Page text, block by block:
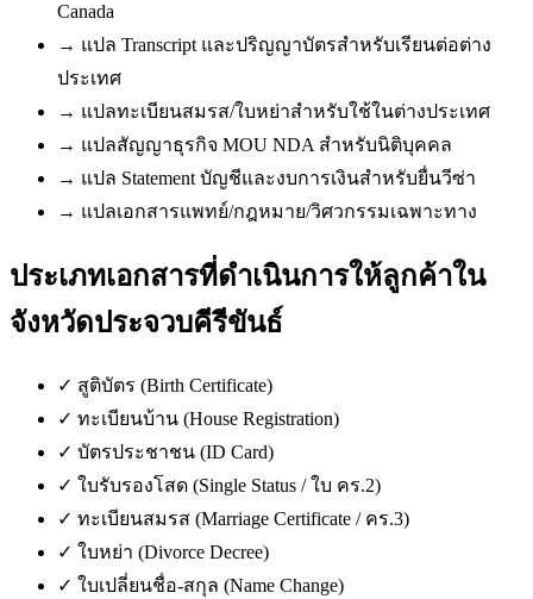
Canada
→ แปล Transcript และปริญญาบัตรสำหรับเรียนต่อต่าง
ประเทศ
→ แปลทะเบียนสมรส/ใบหย่าสำหรับใช้ในต่างประเทศ
→ แปลสัญญาธุรกิจ MOU NDA สำหรับนิติบุคคล
→ แปล Statement บัญชีและงบการเงินสำหรับยื่นวีซ่า
→ แปลเอกสารแพทย์/กฎหมาย/วิศวกรรมเฉพาะทาง
ประเภทเอกสารที่ดำเนินการให้ลูกค้าใน
จังหวัดประจวบคีรีขันธ์
✓ สูติบัตร (Birth Certificate)
✓ ทะเบียนบ้าน (House Registration)
✓ บัตรประชาชน (ID Card)
✓ ใบรับรองโสด (Single Status / ใบ คร.2)
✓ ทะเบียนสมรส (Marriage Certificate / คร.3)
✓ ใบหย่า (Divorce Decree)
✓ ใบเปลี่ยนชื่อ-สกุล (Name Change)